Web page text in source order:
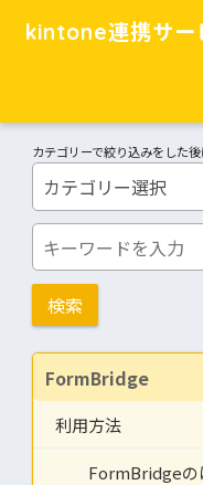
kintone連携サー
カテゴリーで絞り込みをした
FormBridge
利用方法
FormBridgeの